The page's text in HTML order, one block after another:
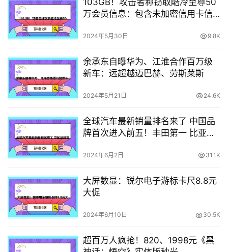
万会员信息：包含未加密信用卡信
2024年5月30日 9.8K
余承东自曝华为、江淮合作百万级
新车：远超越迈巴赫、劳斯莱斯
2024年5月21日 24.6K
全球汽车最新销量排名来了 中国品
牌首次进入前五！丰田第一 比亚迪
2024年6月2日 31.1K
大屏数显：锐尔电子游标卡尺8.8元
大促
2024年6月10日 30.5K
超百万人疯抢！820、1998元《黑